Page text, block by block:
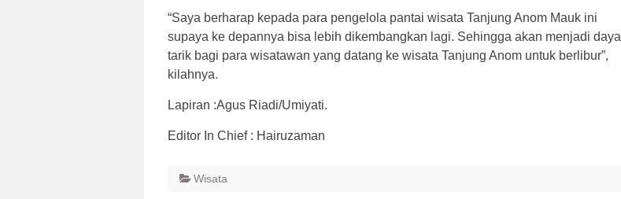
“Saya berharap kepada para pengelola pantai wisata Tanjung Anom Mauk ini
supaya ke depannya bisa lebih dikembangkan lagi. Sehingga akan menjadi daya
tarik bagi para wisatawan yang datang ke wisata Tanjung Anom untuk berlibur”,
kilahnya.
Lapiran :Agus Riadi/Umiyati.
Editor In Chief : Hairuzaman
Wisata